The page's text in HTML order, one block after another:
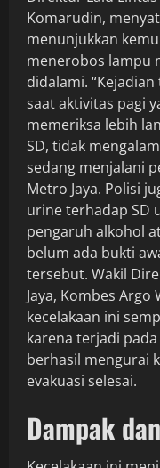
Komarudin,
menunjukkan
menerobos lampu
didalami.
saat aktivitas pagi
memeriksa lebih
SD, tidak
sedang menjalani
Metro Jaya. Polisi
urine terhadap SD
pengaruh alkohol
belum ada bukti
tersebut. Wakil
Jaya, Kombes
kecelakaan ini
karena terjadi
berhasil mengurai
evakuasi selesai.
Dampak